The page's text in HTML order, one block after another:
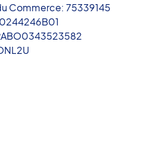
Commerce: 75339145